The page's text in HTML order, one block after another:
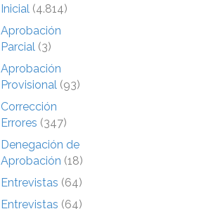
Inicial (4.814)
Aprobación
Parcial (3)
Aprobación
Provisional (93)
Corrección
Errores (347)
Denegación de
Aprobación (18)
Entrevistas (64)
Entrevistas (64)